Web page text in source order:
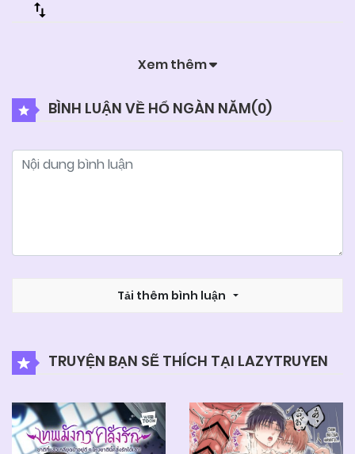
Xem thêm
BÌNH LUẬN VỀ HỔ NGÀN NĂM(0)
Tải thêm bình luận
TRUYỆN BẠN SẼ THÍCH TẠI LAZYTRUYEN